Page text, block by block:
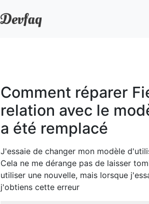
Comment réparer
relation avec le
a été remplacé
J'essaie de changer mon modèle
Cela ne me dérange pas de laisser
utiliser une nouvelle, mais lorsque
j'obtiens cette erreur